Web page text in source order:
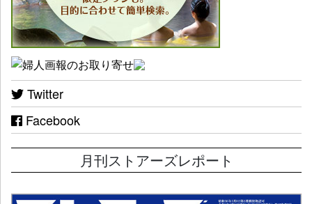
Twitter
Facebook
月刊ストアーズレポート